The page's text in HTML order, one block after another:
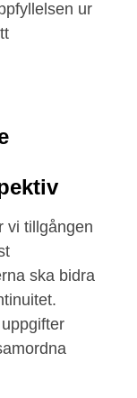
ur
vi tillgången
ska bidra